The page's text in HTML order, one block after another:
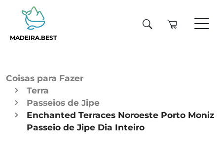
MADEIRA.BEST
Coisas para Fazer
Terra
Passeios de Jipe
Enchanted Terraces Noroeste Porto Moniz
Passeio de Jipe Dia Inteiro